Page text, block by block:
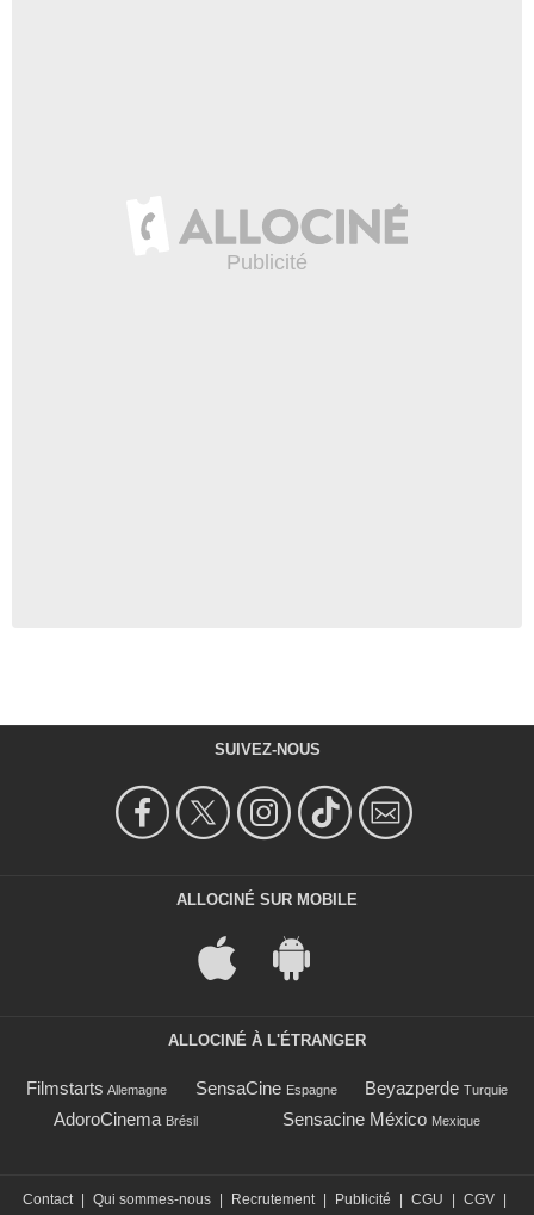
SUIVEZ-NOUS
ALLOCINÉ SUR MOBILE
ALLOCINÉ À L'ÉTRANGER
Filmstarts Allemagne SensaCine Espagne Beyazperde Turquie
AdoroCinema Brésil Sensacine México Mexique
Contact Qui sommes-nous Recrutement Publicité CGU CGV